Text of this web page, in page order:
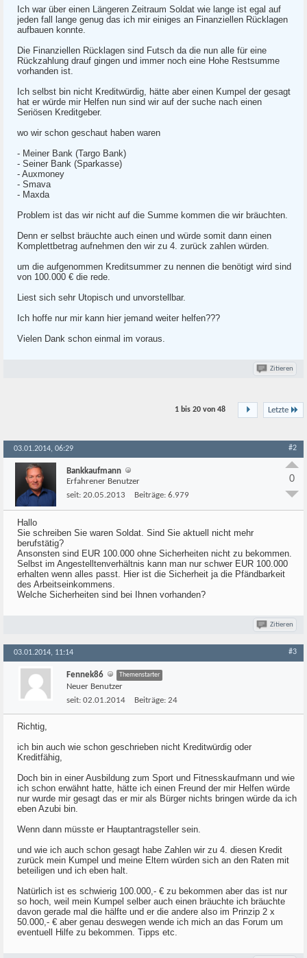
Ich war über einen Längeren Zeitraum Soldat wie lange ist egal auf
jeden fall lange genug das ich mir einiges an Finanziellen Rücklagen
aufbauen konnte.
Die Finanziellen Rücklagen sind Futsch da die nun alle für eine
Rückzahlung drauf gingen und immer noch eine Hohe Restsumme
vorhanden ist.
Ich selbst bin nicht Kreditwürdig, hätte aber einen Kumpel der gesagt
hat er würde mir Helfen nun sind wir auf der suche nach einen
Seriösen Kreditgeber.
wo wir schon geschaut haben waren
- Meiner Bank (Targo Bank)
- Seiner Bank (Sparkasse)
- Auxmoney
- Smava
- Maxda
Problem ist das wir nicht auf die Summe kommen die wir bräuchten.
Denn er selbst bräuchte auch einen und würde somit dann einen
Komplettbetrag aufnehmen den wir zu 4. zurück zahlen würden.
um die aufgenommen Kreditsummer zu nennen die benötigt wird sind
von 100.000 € die rede.
Liest sich sehr Utopisch und unvorstellbar.
Ich hoffe nur mir kann hier jemand weiter helfen???
Vielen Dank schon einmal im voraus.
Zitieren
Letzte
1 bis 20 von 48
03.01.2014, 06:29 #2
Bankkaufmann
Erfahrener Benutzer
seit: 20.05.2013 Beiträge: 6.979
0
Hallo
Sie schreiben Sie waren Soldat. Sind Sie aktuell nicht mehr
berufstätig?
Ansonsten sind EUR 100.000 ohne Sicherheiten nicht zu bekommen.
Selbst im Angestelltenverhältnis kann man nur schwer EUR 100.000
erhalten wenn alles passt. Hier ist die Sicherheit ja die Pfändbarkeit
des Arbeitseinkommens.
Welche Sicherheiten sind bei Ihnen vorhanden?
Zitieren
03.01.2014, 11:14 #3
Fennek86 Themenstarter
Neuer Benutzer
seit: 02.01.2014 Beiträge: 24
Richtig,
ich bin auch wie schon geschrieben nicht Kreditwürdig oder
Kreditfähig,
Doch bin in einer Ausbildung zum Sport und Fitnesskaufmann und wie
ich schon erwähnt hatte, hätte ich einen Freund der mir Helfen würde
nur wurde mir gesagt das er mir als Bürger nichts bringen würde da ich
eben Azubi bin.
Wenn dann müsste er Hauptantragsteller sein.
und wie ich auch schon gesagt habe Zahlen wir zu 4. diesen Kredit
zurück mein Kumpel und meine Eltern würden sich an den Raten mit
beteiligen und ich eben halt.
Natürlich ist es schwierig 100.000,- € zu bekommen aber das ist nur
so hoch, weil mein Kumpel selber auch einen bräuchte ich bräuchte
davon gerade mal die hälfte und er die andere also im Prinzip 2 x
50.000,- € aber genau deswegen wende ich mich an das Forum um
eventuell Hilfe zu bekommen. Tipps etc.